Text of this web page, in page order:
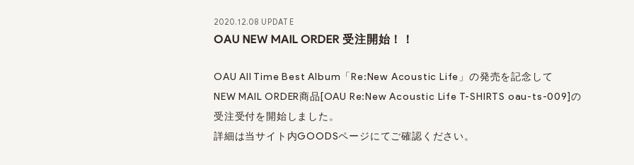
2020.12.08 UPDATE
OAU NEW MAIL ORDER 受注開始！！
OAU All Time Best Album「Re:New Acoustic Life」の発売を記念して
NEW MAIL ORDER商品[OAU Re:New Acoustic Life T-SHIRTS oau-ts-009]の
受注受付を開始しました。
詳細は当サイト内GOODSページにてご確認ください。